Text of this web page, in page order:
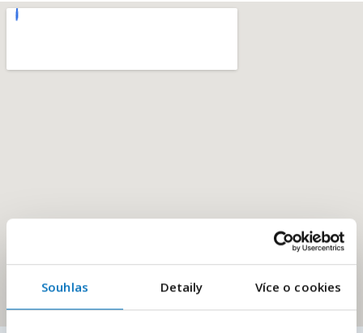
Souhlas Detaily Více o cookies
E-mailová adresa